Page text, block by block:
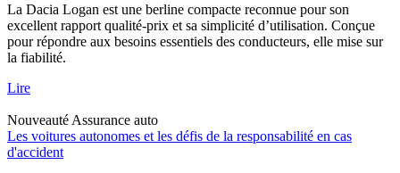
La Dacia Logan est une berline compacte reconnue pour son
excellent rapport qualité-prix et sa simplicité d’utilisation. Conçue
pour répondre aux besoins essentiels des conducteurs, elle mise sur
la fiabilité.
Lire
Nouveauté Assurance auto
Les voitures autonomes et les défis de la responsabilité en cas
d'accident